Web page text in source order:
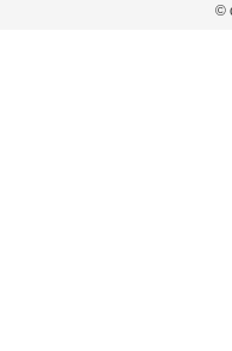
弊社の見解・ 意見ではないことをご
このサイトでは Cookie を使用して©